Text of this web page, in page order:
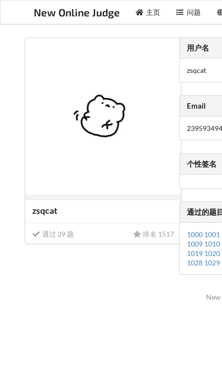
New Online Judge 主页 问题
zsqcat
通过 29 题 排名 1517
用户名
zsqcat
Email
个性签名
通过的题
1000 1001
1009 1010
1019 1020
1028 1029